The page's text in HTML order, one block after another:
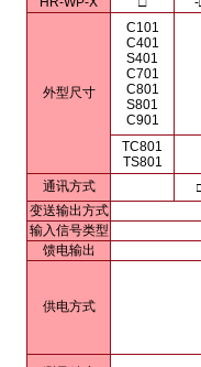
外型尺寸
C101
C401
S401
C701
C801
S801
C901
TC801
TS801
通讯方式
变送输出方式
输入信号类型
馈电输出
供电方式